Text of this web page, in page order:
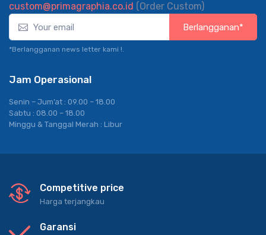
custom@primagraphia.co.id (Order Custom)
Berlangganan*
*Berlangganan news letter kami !.
Jam Operasional
Senin – Jum’at : 09.00 – 18.00
Sabtu : 08.00 – 18.00
Minggu & Tanggal Merah : Libur
Competitive price
Harga terjangkau
Garansi